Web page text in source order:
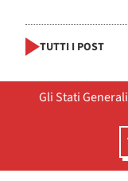
TUTTI I POST
Gli Stati